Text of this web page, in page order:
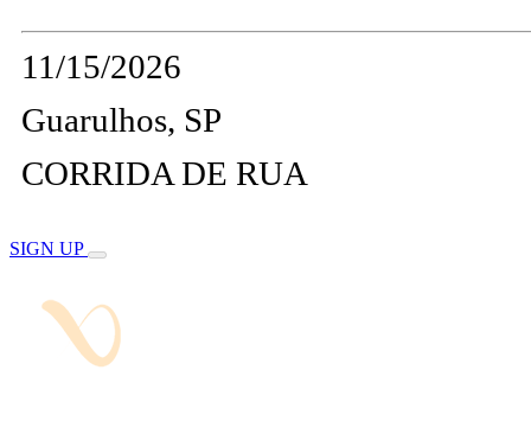
11/15/2026
Guarulhos, SP
CORRIDA DE RUA
SIGN UP